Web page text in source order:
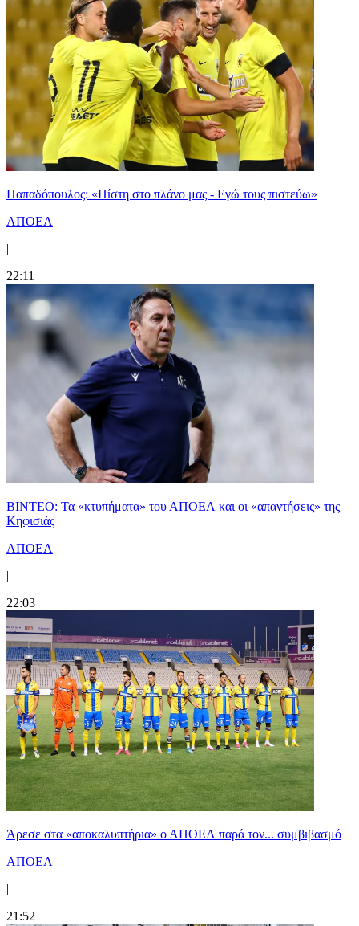
Παπαδόπουλος: «Πίστη στο πλάνο μας - Εγώ τους πιστεύω»
ΑΠΟΕΛ
|
22:11
ΒΙΝΤΕΟ: Τα «κτυπήματα» του ΑΠΟΕΛ και οι «απαντήσεις» της
Κηφισιάς
ΑΠΟΕΛ
|
22:03
Άρεσε στα «αποκαλυπτήρια» ο ΑΠΟΕΛ παρά τον... συμβιβασμό
ΑΠΟΕΛ
|
21:52